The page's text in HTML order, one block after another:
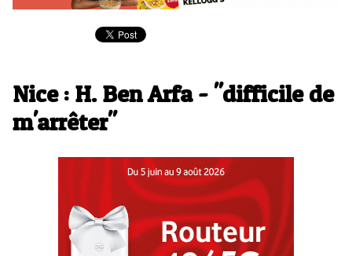
Nice : H. Ben Arfa - "difficile de
m'arrêter"